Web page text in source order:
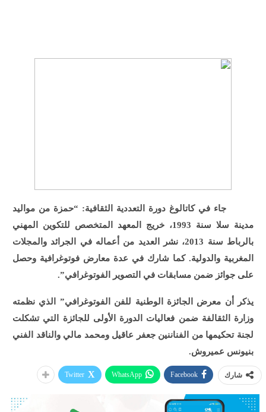
جاء في كاتالوغ دورة التعددية الثقافية: “حمزة من مواليد
مدينة سلا سنة 1993، خريج المعهد المتخصص للتكوين المهني
بالرباط سنة 2013، نشر العديد من أعماله في الجرائد والمجلات
المغربية والدولية. كما شارك في عدة معارض فوتوغرافية وحصل
على جوائز ضمن مسابقات في التصوير الفوتوغرافي”.
يذكر أن معرض الجائزة الوطنية للفن الفوتوغرافي” الذي نظمته
وزارة الثقالفة ضمن فعاليات الدورة الأولى للجائزة التي تشكلت
لجنة تحكيمها من الفناننين جعفر عاقيل ومحمد مالي والناقد الفني
بنيونس عميروش.
شارك Facebook
WhatsApp
Twitter